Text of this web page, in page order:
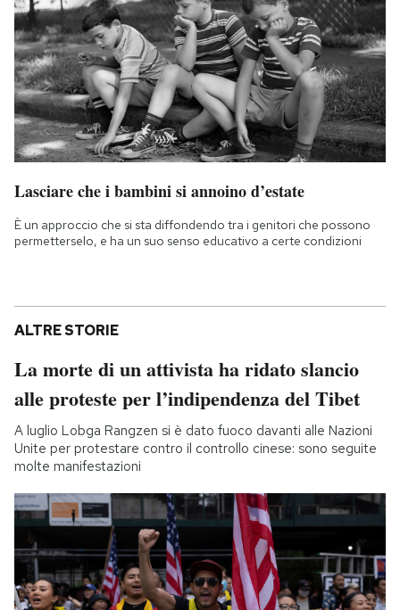
Lasciare che i bambini si annoino d’estate
È un approccio che si sta diffondendo tra i genitori che possono
permetterselo, e ha un suo senso educativo a certe condizioni
ALTRE STORIE
La morte di un attivista ha ridato slancio
alle proteste per l’indipendenza del Tibet
A luglio Lobga Rangzen si è dato fuoco davanti alle Nazioni
Unite per protestare contro il controllo cinese: sono seguite
molte manifestazioni